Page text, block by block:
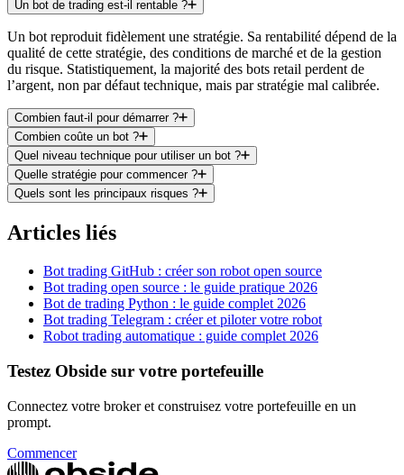
Un bot de trading est-il rentable ?
Un bot reproduit fidèlement une stratégie. Sa rentabilité dépend de la
qualité de cette stratégie, des conditions de marché et de la gestion
du risque. Statistiquement, la majorité des bots retail perdent de
l’argent, non par défaut technique, mais par stratégie mal calibrée.
Combien faut-il pour démarrer ?
Combien coûte un bot ?
Quel niveau technique pour utiliser un bot ?
Quelle stratégie pour commencer ?
Quels sont les principaux risques ?
Articles liés
Bot trading GitHub : créer son robot open source
Bot trading open source : le guide pratique 2026
Bot de trading Python : le guide complet 2026
Bot trading Telegram : créer et piloter votre robot
Robot trading automatique : guide complet 2026
Testez Obside sur votre portefeuille
Connectez votre broker et construisez votre portefeuille en un
prompt.
Commencer